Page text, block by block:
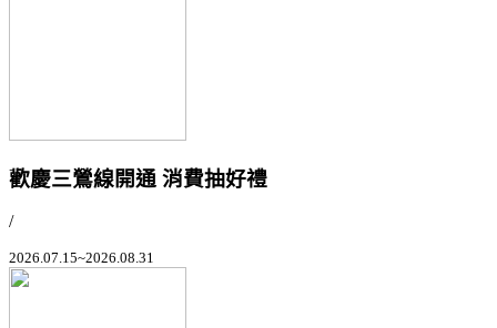
歡慶三鶯線開通 消費抽好禮
/
2026.07.15~2026.08.31